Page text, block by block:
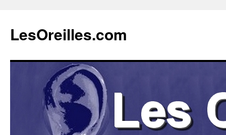
contenu
LesOreilles.com